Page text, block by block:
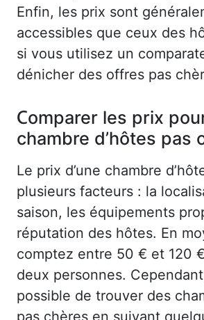
Enfin, les prix sont
accessibles que ceux des
si vous utilisez un
dénicher des offres pas
Comparer les prix
chambre d’hôtes pas
Le prix d’une chambre
plusieurs facteurs : la
saison, les équipements
réputation des hôtes. En
comptez entre 50 € et 120
deux personnes.
possible de trouver des
pas chères en suivant